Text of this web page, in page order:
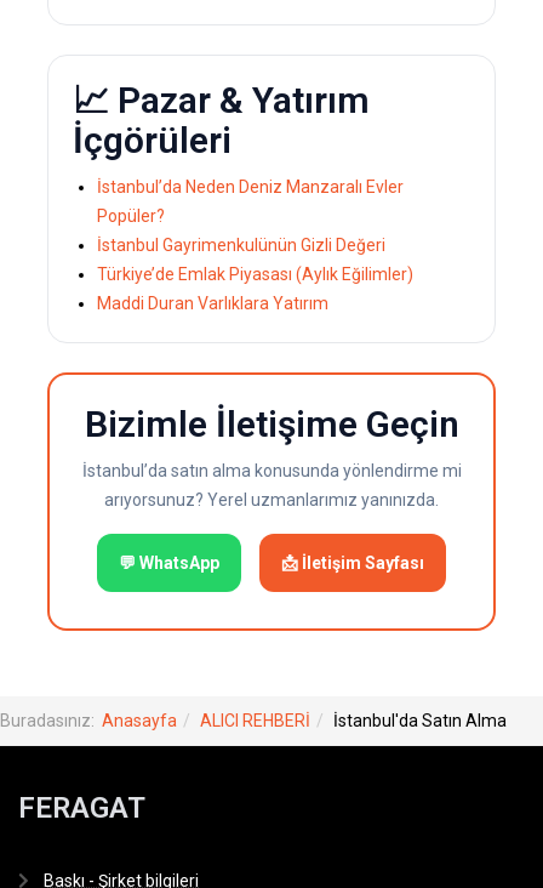
📈 Pazar & Yatırım
İçgörüleri
İstanbul’da Neden Deniz Manzaralı Evler
Popüler?
İstanbul Gayrimenkulünün Gizli Değeri
Türkiye’de Emlak Piyasası (Aylık Eğilimler)
Maddi Duran Varlıklara Yatırım
Bizimle İletişime Geçin
İstanbul’da satın alma konusunda yönlendirme mi
arıyorsunuz? Yerel uzmanlarımız yanınızda.
💬 WhatsApp 📩 İletişim Sayfası
Buradasınız: Anasayfa ALICI REHBERİ İstanbul'da Satın Alma
FERAGAT
Baskı - Şirket bilgileri